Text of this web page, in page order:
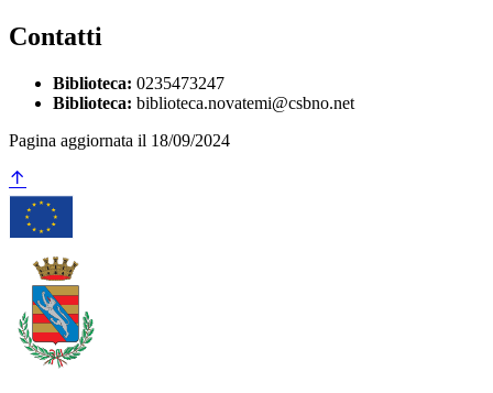
Contatti
Biblioteca: 0235473247
Biblioteca: biblioteca.novatemi@csbno.net
Pagina aggiornata il 18/09/2024